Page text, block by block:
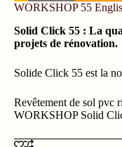
WORKSHOP 55
Solid Click 55 : La
projets de rénovation.
Solide Click 55 est la
Revêtement de sol pvc
WORKSHOP Solid